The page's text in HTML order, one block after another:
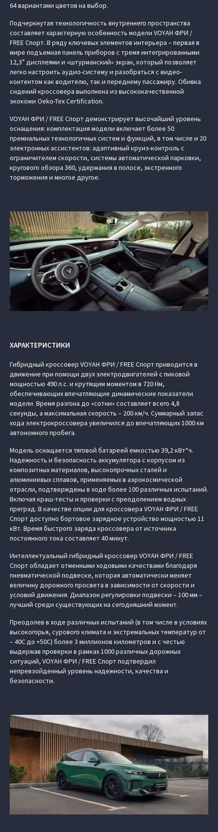
64 вариантами цветов на выбор.
Подчеркнутая технологичность внутреннего пространства
составляет характерную особенность модели VOYAH ФРИ /
FREE Спорт. В ряду ключевых элементов интерьера – первая в
мире подъемная панель приборов с тремя интегрированными
12,3” дисплеями и «штурманский» экран, который позволяет
легко настроить аудио-систему и разобраться с видео-
контентом как водителю, так и переднему пассажиру. Обивка
сидений кроссовера выполнена из высококачественной
экокожи Oeko-Tex Certification.
VOYAH ФРИ / FREE Спорт демонстрирует высочайший уровень
оснащения: комплектация модели включает более 50
премиальных технологичных систем и функций, в том числе и 20
электронных ассистентов: адаптивный круиз-контроль с
ограничителем скорости, системы автоматической парковки,
кругового обзора 360, удержания в полосе, экстренного
торможения и многое другое.
ХАРАКТЕРИСТИКИ
Гибридный кроссовер VOYAH ФРИ / FREE Спорт приводится в
движение при помощи двух электродвигателей с пиковой
мощностью 490 л.с. и крутящим моментом в 720 Нм,
обеспечивающих впечатляющие динамические показатели
модели. Время разгона до «сотни» составляет всего 4,8
секунды, а максимальная скорость – 200 км/ч. Суммарный запас
хода электрокроссовера увеличился до впечатляющих 1000 км
автономного пробега.
Модель оснащается тяговой батареей емкостью 39,2 кВт*ч.
Надежность и безопасность аккумулятора с корпусом из
композитных материалов, высокопрочных сталей и
алюминиевых сплавов, применяемых в аэрокосмической
отрасли, подтверждены в ходе более 100 различных испытаний.
Включая краш-тесты и проверки с преодолением водных
преград. В качестве опции для кроссовера VOYAH ФРИ / FREE
Спорт доступно бортовое зарядное устройство мощностью 11
кВт. Время быстрого заряда кроссовера от источника
постоянного тока составляет 40 минут.
Интеллектуальный гибридный кроссовер VOYAH ФРИ / FREE
Спорт обладает отменными ходовыми качествами благодаря
пневматической подвеске, которая автоматически меняет
величину дорожного просвета в зависимости от скорости и
условий движения. Диапазон регулировки подвески – 100 мм –
лучший среди существующих на сегодняшний момент.
Преодолев в ходе различных испытаний (в том числе в условиях
высокогорья, сурового климата и экстремальных температур от
– 40С до +50С) более 3 миллионов километров и с честью
выдержав проверки в рамках 1000 различных дорожных
ситуаций, VOYAH ФРИ / FREE Спорт подтвердил
непревзойденный уровень надежности, качества и
безопасности.